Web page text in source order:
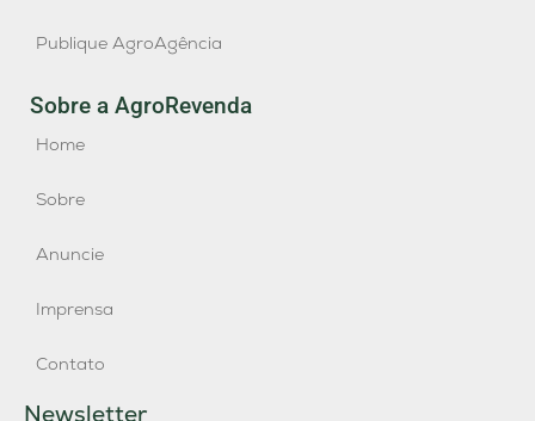
Publique AgroAgência
Sobre a AgroRevenda
Home
Sobre
Anuncie
Imprensa
Contato
Newsletter